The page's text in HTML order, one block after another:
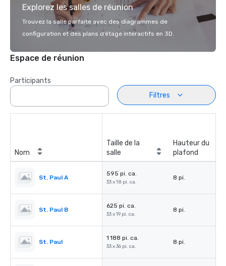
Explorez les salles de réunion
Trouvez la salle parfaite avec des diagrammes de
configuration et des plans d’étage interactifs en 3D.
Espace de réunion
Participants
Filtres
Nom
Taille de la
salle
Hauteur du
plafond
St. Paul A
595 pi. ca.
33 x 18 pi. ca.
8 pi.
St. Paul B
625 pi. ca.
33 x 19 pi. ca.
8 pi.
St. Paul
1 188 pi. ca.
33 x 36 pi. ca.
8 pi.